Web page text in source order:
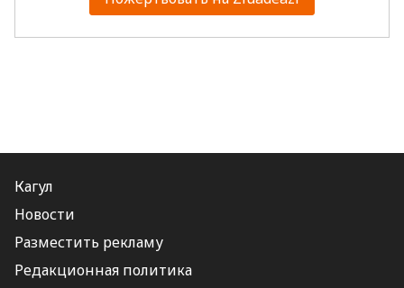
Кагул
Новости
Разместить рекламу
Редакционная политика